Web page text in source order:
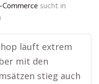
sucht in
läuft extrem
mit den
stieg auch